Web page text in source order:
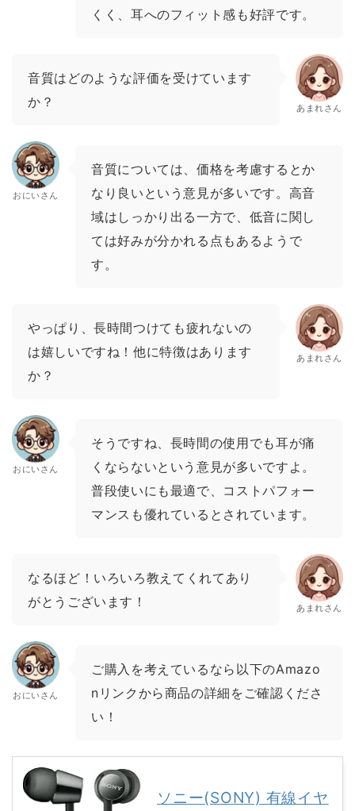
くく、耳へのフィット感も好評です。
音質はどのような評価を受けています
か？
あまれさん
おにいさん
音質については、価格を考慮するとか
なり良いという意見が多いです。高音
域はしっかり出る一方で、低音に関し
ては好みが分かれる点もあるようで
す。
やっぱり、長時間つけても疲れないの
は嬉しいですね！他に特徴はあります
か？
あまれさん
おにいさん
そうですね、長時間の使用でも耳が痛
くならないという意見が多いですよ。
普段使いにも最適で、コストパフォー
マンスも優れているとされています。
なるほど！いろいろ教えてくれてあり
がとうございます！
あまれさん
おにいさん
ご購入を考えているなら以下のAmazo
nリンクから商品の詳細をご確認くださ
い！
ソニー(SONY) 有線イヤ